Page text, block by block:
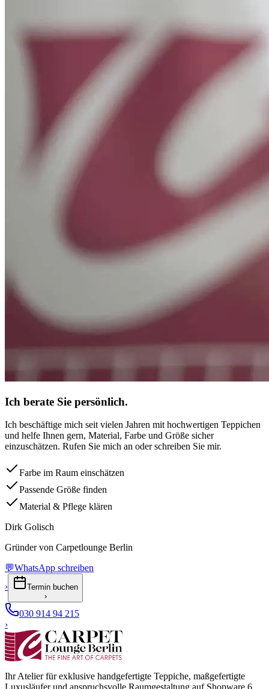
Ich berate Sie persönlich.
Ich beschäftige mich seit vielen Jahren mit hochwertigen Teppichen
und helfe Ihnen gern, Material, Farbe und Größe sicher
einzuschätzen. Rufen Sie mich an oder schreiben Sie mir.
Farbe im Raum einschätzen
Passende Größe finden
Material & Pflege klären
Dirk Golisch
Gründer von Carpetlounge Berlin
💬WhatsApp schreiben
›
Termin buchen
›
030 914 94 215
›
Ihr Atelier für exklusive handgefertigte Teppiche, maßgefertigte